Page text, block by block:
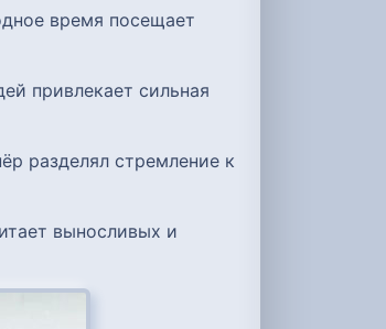
время посещает
привлекает сильная
разделял стремление к
выносливых и